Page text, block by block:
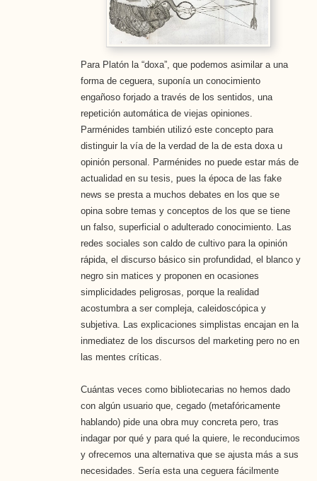
Para Platón la “doxa”, que podemos asimilar a una
forma de ceguera, suponía un conocimiento
engañoso forjado a través de los sentidos, una
repetición automática de viejas opiniones.
Parménides también utilizó este concepto para
distinguir la vía de la verdad de la de esta doxa u
opinión personal. Parménides no puede estar más de
actualidad en su tesis, pues la época de las fake
news se presta a muchos debates en los que se
opina sobre temas y conceptos de los que se tiene
un falso, superficial o adulterado conocimiento. Las
redes sociales son caldo de cultivo para la opinión
rápida, el discurso básico sin profundidad, el blanco y
negro sin matices y proponen en ocasiones
simplicidades peligrosas, porque la realidad
acostumbra a ser compleja, caleidoscópica y
subjetiva. Las explicaciones simplistas encajan en la
inmediatez de los discursos del marketing pero no en
las mentes críticas.
Cuántas veces como bibliotecarias no hemos dado
con algún usuario que, cegado (metafóricamente
hablando) pide una obra muy concreta pero, tras
indagar por qué y para qué la quiere, le reconducimos
y ofrecemos una alternativa que se ajusta más a sus
necesidades. Sería esta una ceguera fácilmente